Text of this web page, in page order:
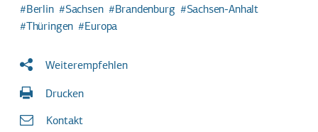
Berlin
Sachsen Brandenburg
Sachsen-Anhalt
Thüringen
Europa
Weiterempfehlen
Drucken
Kontakt